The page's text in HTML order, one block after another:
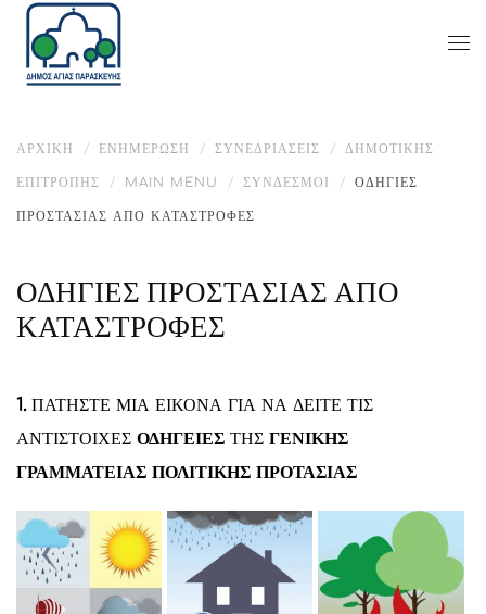
ΑΡΧΙΚΉ ΕΝΗΜΈΡΩΣΗ ΣΥΝΕΔΡΙΑΣΕΙΣ ΔΗΜΟΤΙΚΉΣ
ΕΠΙΤΡΟΠΉΣ MAIN MENU ΣΎΝΔΕΣΜΟΙ ΟΔΗΓΙΕΣ
ΠΡΟΣΤΑΣΙΑΣ ΑΠΟ ΚΑΤΑΣΤΡΟΦΕΣ
ΟΔΗΓΙΕΣ ΠΡΟΣΤΑΣΙΑΣ ΑΠΟ
ΚΑΤΑΣΤΡΟΦΕΣ
1.ΠΑΤΗΣΤΕ ΜΙΑ ΕΙΚΟΝΑ ΓΙΑ ΝΑ ΔΕΙΤΕ ΤΙΣ
ΑΝΤΙΣΤΟΙΧΕΣ ΟΔΗΓΕΙΕΣ ΤΗΣ ΓΕΝΙΚΗΣ
ΓΡΑΜΜΑΤΕΙΑΣ ΠΟΛΙΤΙΚΗΣ ΠΡΟΤΑΣΙΑΣ